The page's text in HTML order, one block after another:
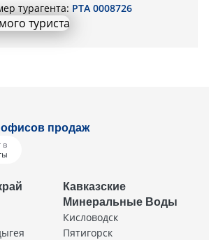
турагента: РТА 0008726
офисов продаж
Кавказские
Минеральные Воды
Кисловодск
Пятигорск